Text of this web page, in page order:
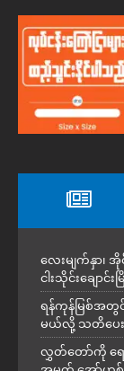
လေးမျက်နှာ၊
ငါးသိုင်းချောင်
ရန်ကုန်မြစ်အတွ
မယ်လို့ သတိပေး
လွှတ်တော်ကို ရ